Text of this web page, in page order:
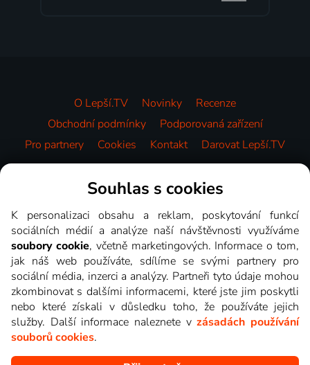
O Lepší.TV Novinky
Recenze
Obchodní podmínky
Podporovaná zařízení
Pro partnery
Cookies Kontakt Darovat Lepší.TV
Videotéka
Souhlas s cookies
K personalizaci obsahu a reklam, poskytování funkcí
sociálních médií a analýze naší návštěvnosti využíváme
soubory cookie, včetně marketingových. Informace o tom,
jak náš web používáte, sdílíme se svými partnery pro
sociální média, inzerci a analýzy. Partneři tyto údaje mohou
zkombinovat s dalšími informacemi, které jste jim poskytli
nebo které získali v důsledku toho, že používáte jejich
služby. Další informace naleznete vzásadách používání
souborů cookies.